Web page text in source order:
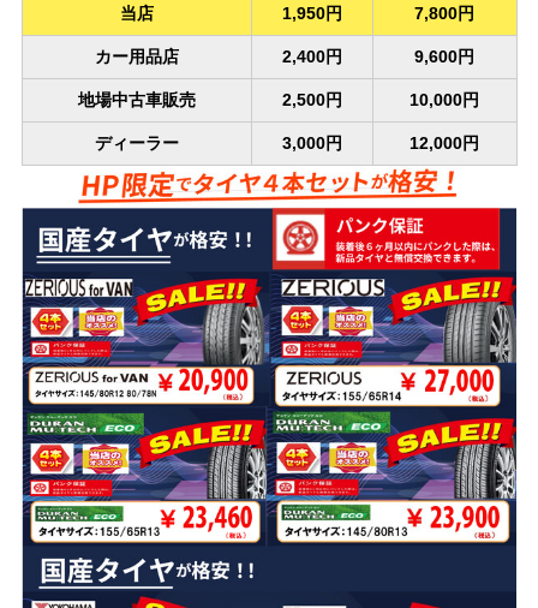
当店 1,950円 7,800円
カー用品店 2,400円 9,600円
地場中古車販売 2,500円 10,000円
ディーラー 3,000円 12,000円